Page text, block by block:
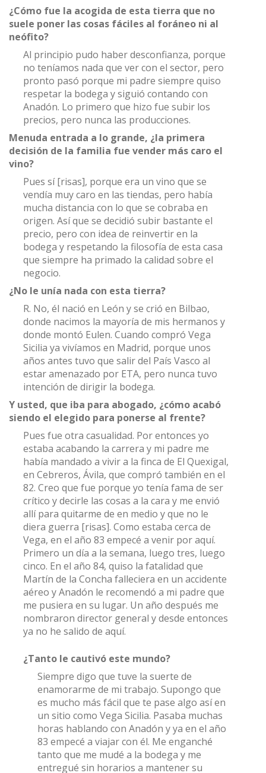
¿Cómo fue la acogida de esta tierra que no
suele poner las cosas fáciles al foráneo ni al
neófito?
Al principio pudo haber desconfianza, porque
no teníamos nada que ver con el sector, pero
pronto pasó porque mi padre siempre quiso
respetar la bodega y siguió contando con
Anadón. Lo primero que hizo fue subir los
precios, pero nunca las producciones.
Menuda entrada a lo grande, ¿la primera
decisión de la familia fue vender más caro el
vino?
Pues sí [risas], porque era un vino que se
vendía muy caro en las tiendas, pero había
mucha distancia con lo que se cobraba en
origen. Así que se decidió subir bastante el
precio, pero con idea de reinvertir en la
bodega y respetando la filosofía de esta casa
que siempre ha primado la calidad sobre el
negocio.
¿No le unía nada con esta tierra?
R. No, él nació en León y se crió en Bilbao,
donde nacimos la mayoría de mis hermanos y
donde montó Eulen. Cuando compró Vega
Sicilia ya vivíamos en Madrid, porque unos
años antes tuvo que salir del País Vasco al
estar amenazado por ETA, pero nunca tuvo
intención de dirigir la bodega.
Y usted, que iba para abogado, ¿cómo acabó
siendo el elegido para ponerse al frente?
Pues fue otra casualidad. Por entonces yo
estaba acabando la carrera y mi padre me
había mandado a vivir a la finca de El Quexigal,
en Cebreros, Ávila, que compró también en el
82. Creo que fue porque yo tenía fama de ser
crítico y decirle las cosas a la cara y me envió
allí para quitarme de en medio y que no le
diera guerra [risas]. Como estaba cerca de
Vega, en el año 83 empecé a venir por aquí.
Primero un día a la semana, luego tres, luego
cinco. En el año 84, quiso la fatalidad que
Martín de la Concha falleciera en un accidente
aéreo y Anadón le recomendó a mi padre que
me pusiera en su lugar. Un año después me
nombraron director general y desde entonces
ya no he salido de aquí.
¿Tanto le cautivó este mundo?
Siempre digo que tuve la suerte de
enamorarme de mi trabajo. Supongo que
es mucho más fácil que te pase algo así en
un sitio como Vega Sicilia. Pasaba muchas
horas hablando con Anadón y ya en el año
83 empecé a viajar con él. Me enganché
tanto que me mudé a la bodega y me
entregué sin horarios a mantener su